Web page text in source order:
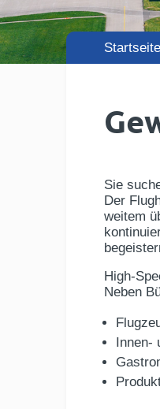
Startseite
Sie
Der
weitem
High-
Neben
Innen-